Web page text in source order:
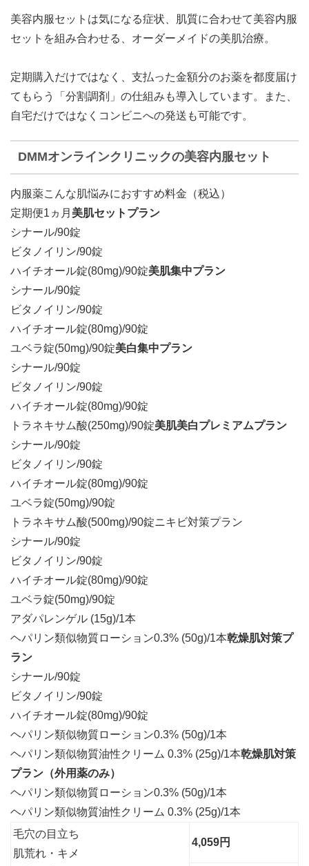
美容内服セットは気になる症状、肌質に合わせて美容内服
セットを組み合わせる、オーダーメイドの美肌治療。
定期購入だけではなく、支払った金額分のお薬を都度届け
てもらう「分割調剤」の仕組みも導入しています。また、
自宅だけではなくコンビニへの発送も可能です。
DMMオンラインクリニックの美容内服セット
内服薬こんな肌悩みにおすすめ料金（税込）
定期便1ヵ月 美肌セットプラン
シナール/90錠
ビタノイリン/90錠
ハイチオール錠(80mg)/90錠美肌集中プラン
シナール/90錠
ビタノイリン/90錠
ハイチオール錠(80mg)/90錠
ユベラ錠(50mg)/90錠美白集中プラン
シナール/90錠
ビタノイリン/90錠
ハイチオール錠(80mg)/90錠
トラネキサム酸(250mg)/90錠美肌美白プレミアムプラン
シナール/90錠
ビタノイリン/90錠
ハイチオール錠(80mg)/90錠
ユベラ錠(50mg)/90錠
トラネキサム酸(500mg)/90錠ニキビ対策プラン
シナール/90錠
ビタノイリン/90錠
ハイチオール錠(80mg)/90錠
ユベラ錠(50mg)/90錠
アダパレンゲル (15g)/1本
ヘパリン類似物質ローション0.3% (50g)/1本乾燥肌対策プ
ラン
シナール/90錠
ビタノイリン/90錠
ハイチオール錠(80mg)/90錠
ヘパリン類似物質ローション0.3% (50g)/1本
ヘパリン類似物質油性クリーム 0.3% (25g)/1本乾燥肌対策
プラン（外用薬のみ）
ヘパリン類似物質ローション0.3% (50g)/1本
ヘパリン類似物質油性クリーム 0.3% (25g)/1本
毛穴の目立ち
肌荒れ・キメ
4,059円